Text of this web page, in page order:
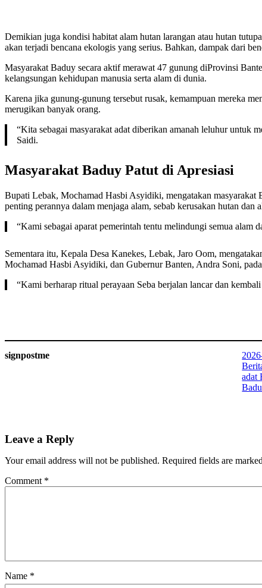
Demikian juga kondisi habitat alam hutan larangan atau hutan
akan terjadi bencana ekologis yang serius. Bahkan, dampak dari
Masyarakat Baduy secara aktif merawat 47 gunung diProvinsi
kelangsungan kehidupan manusia serta alam di dunia.
Karena jika gunung-gunung tersebut rusak, kemampuan mereka
merugikan banyak orang.
“Kita sebagai masyarakat adat diberikan amanah leluhur untuk
Saidi.
Masyarakat Baduy Patut di Apresiasi
Bupati Lebak, Mochamad Hasbi Asyidiki, mengatakan masyarakat
penting perannya dalam menjaga alam, sebab kerusakan hutan
“Kami sebagai aparat pemerintah tentu melindungi semua alam
Sementara itu, Kepala Desa Kanekes, Lebak, Jaro Oom,
Mochamad Hasbi Asyidiki, dan Gubernur Banten, Andra Soni,
“Kami berharap ritual perayaan Seba berjalan lancar dan
signpostme
adat
Leave a Reply
Your email address will not be published. Required fields are marked
Comment *
Name *